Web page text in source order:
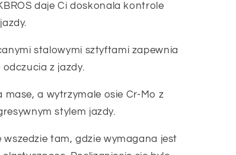
daje Ci doskonala kontrole
stalowymi sztyftami zapewnia
z jazdy.
a wytrzymale osie Cr-Mo z
stylem jazdy.
wszedzie tam, gdzie wymagana jest